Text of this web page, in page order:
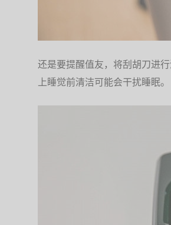
还是要提醒值友，将刮胡刀进
上睡觉前清洁可能会干扰睡眠。